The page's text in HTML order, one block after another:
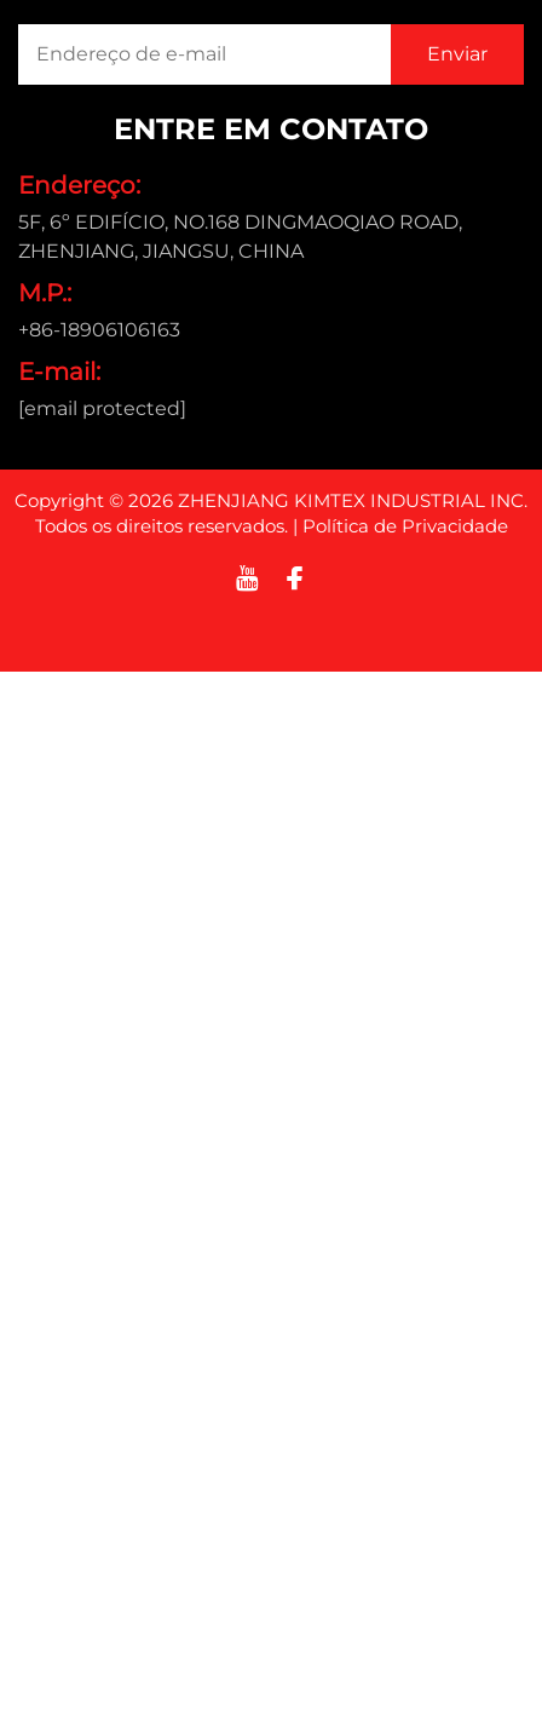
ENTRE EM CONTATO
Endereço:
5F, 6º EDIFÍCIO, NO.168 DINGMAOQIAO ROAD,
ZHENJIANG, JIANGSU, CHINA
M.P.:
+86-18906106163
E-mail:
[email protected]
Copyright © 2026 ZHENJIANG KIMTEX INDUSTRIAL INC.
Todos os direitos reservados. | Política de Privacidade